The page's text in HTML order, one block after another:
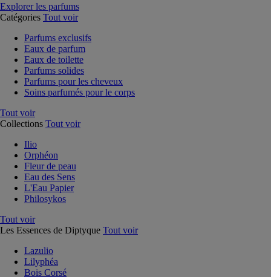
Explorer les parfums
Catégories Tout voir
Parfums exclusifs
Eaux de parfum
Eaux de toilette
Parfums solides
Parfums pour les cheveux
Soins parfumés pour le corps
Tout voir
Collections Tout voir
Ilio
Orphéon
Fleur de peau
Eau des Sens
L'Eau Papier
Philosykos
Tout voir
Les Essences de Diptyque Tout voir
Lazulio
Lilyphéa
Bois Corsé